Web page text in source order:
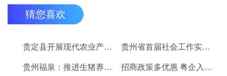
猜您喜欢
贵定县开展现代农业产业“稻+N”田间示范技术培训 贵州省首届社会工作实务技能大赛启动
贵州福泉：推进生猪养殖现代化 开创产业发展新格局 招商政策多优惠 粤企入黔得实惠